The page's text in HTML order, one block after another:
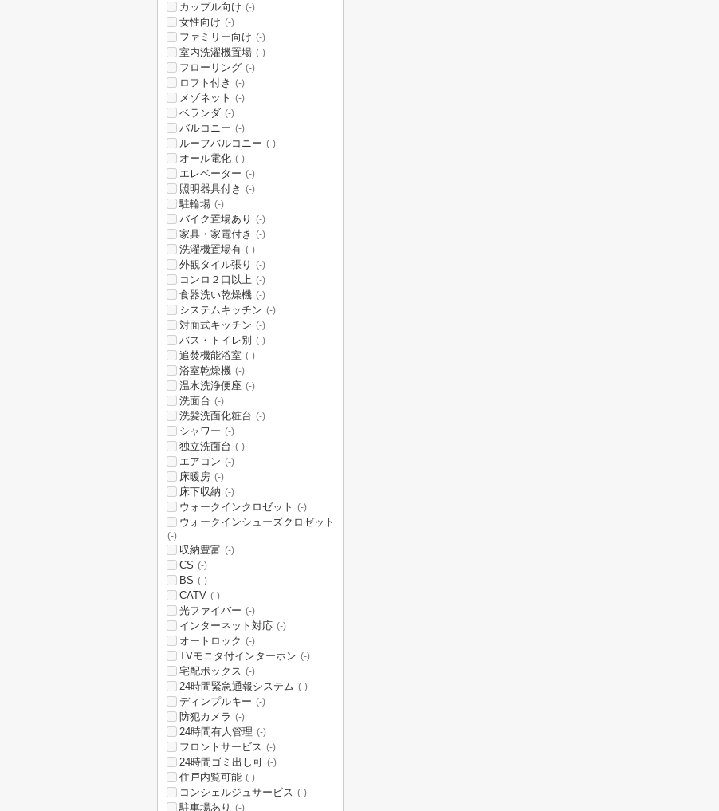
カップル向け (-)
女性向け (-)
ファミリー向け (-)
室内洗濯機置場 (-)
フローリング (-)
ロフト付き (-)
メゾネット (-)
ベランダ (-)
バルコニー (-)
ルーフバルコニー (-)
オール電化 (-)
エレベーター (-)
照明器具付き (-)
駐輪場 (-)
バイク置場あり (-)
家具・家電付き (-)
洗濯機置場有 (-)
外観タイル張り (-)
コンロ２口以上 (-)
食器洗い乾燥機 (-)
システムキッチン (-)
対面式キッチン (-)
バス・トイレ別 (-)
追焚機能浴室 (-)
浴室乾燥機 (-)
温水洗浄便座 (-)
洗面台 (-)
洗髪洗面化粧台 (-)
シャワー (-)
独立洗面台 (-)
エアコン (-)
床暖房 (-)
床下収納 (-)
ウォークインクロゼット (-)
ウォークインシューズクロゼット
(-)
収納豊富 (-)
CS (-)
BS (-)
CATV (-)
光ファイバー (-)
インターネット対応 (-)
オートロック (-)
TVモニタ付インターホン (-)
宅配ボックス (-)
24時間緊急通報システム (-)
ディンプルキー (-)
防犯カメラ (-)
24時間有人管理 (-)
フロントサービス (-)
24時間ゴミ出し可 (-)
住戸内覧可能 (-)
コンシェルジュサービス (-)
駐車場あり (-)